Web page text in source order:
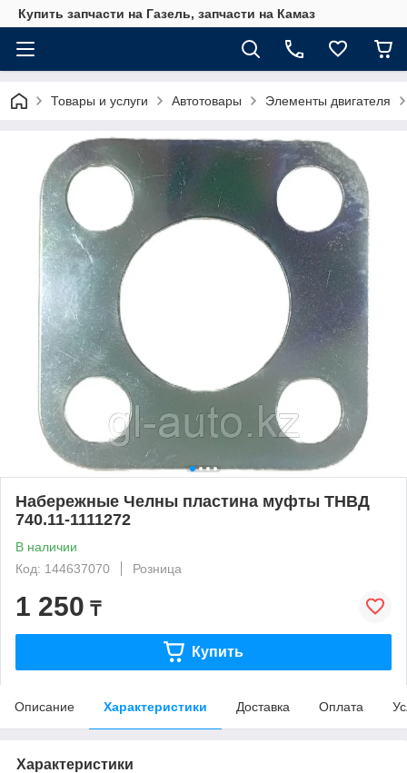
Купить запчасти на Газель, запчасти на Камаз
Товары и услуги Автотовары Элементы двигателя
Набережные Челны пластина муфты ТНВД
740.11-1111272
В наличии
Код: 144637070
Розница
1 250 ₸
Купить
Описание Характеристики Доставка Оплата
Характеристики